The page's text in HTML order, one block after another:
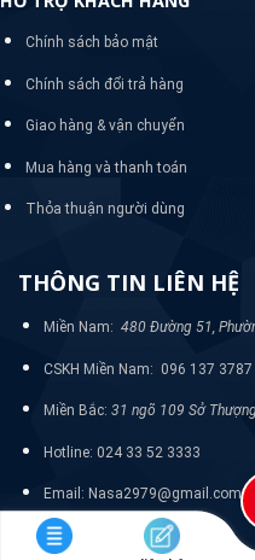
Chính sách bảo mật
Chính sách đổi trả hàng
Giao hàng & vận chuyển
Mua hàng và thanh toán
Thỏa thuận người dùng
THÔNG TIN LIÊN HỆ
Miền Nam: 480 Đường 51,
CSKH Miền Nam: 096 137 3787
Miền Bắc: 31 ngõ 109 Sở
Hotline: 024 33 52 3333
Email: Nasa2979@gmail.com